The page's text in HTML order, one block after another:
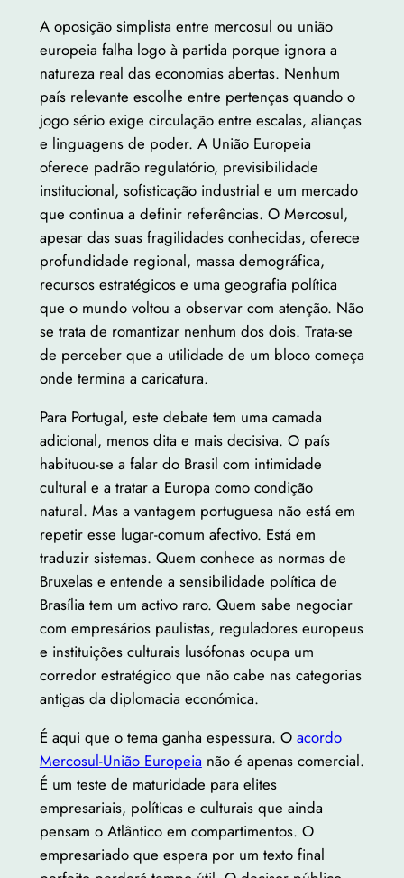
A oposição simplista entre mercosul ou união
europeia falha logo à partida porque ignora a
natureza real das economias abertas. Nenhum
país relevante escolhe entre pertenças quando o
jogo sério exige circulação entre escalas, alianças
e linguagens de poder. A União Europeia
oferece padrão regulatório, previsibilidade
institucional, sofisticação industrial e um mercado
que continua a definir referências. O Mercosul,
apesar das suas fragilidades conhecidas, oferece
profundidade regional, massa demográfica,
recursos estratégicos e uma geografia política
que o mundo voltou a observar com atenção. Não
se trata de romantizar nenhum dos dois. Trata-se
de perceber que a utilidade de um bloco começa
onde termina a caricatura.
Para Portugal, este debate tem uma camada
adicional, menos dita e mais decisiva. O país
habituou-se a falar do Brasil com intimidade
cultural e a tratar a Europa como condição
natural. Mas a vantagem portuguesa não está em
repetir esse lugar-comum afectivo. Está em
traduzir sistemas. Quem conhece as normas de
Bruxelas e entende a sensibilidade política de
Brasília tem um activo raro. Quem sabe negociar
com empresários paulistas, reguladores europeus
e instituições culturais lusófonas ocupa um
corredor estratégico que não cabe nas categorias
antigas da diplomacia económica.
É aqui que o tema ganha espessura. O acordo
Mercosul-União Europeia não é apenas comercial.
É um teste de maturidade para elites
empresariais, políticas e culturais que ainda
pensam o Atlântico em compartimentos. O
empresariado que espera por um texto final